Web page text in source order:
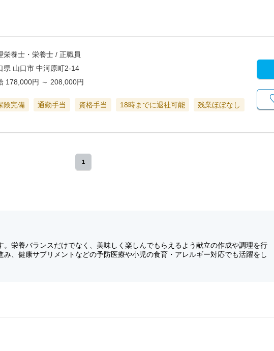
栄養士・栄養士 / 正職員
県 山口市 中河原町2-14
178,000円 ～ 208,000円
険完備 通勤手当 資格手当 18時までに退社可能 残業ほぼなし
1
。栄養バランスだけでなく、美味しく楽しんでもらえるよう献立の作成や調理を行
み、健康サプリメントなどの予防医療や小児の食育・アレルギー対応でも活躍をし